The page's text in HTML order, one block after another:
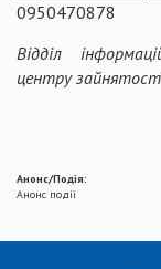
0950470878
Відділ
центру
Анонс/Подія:
Анонс події